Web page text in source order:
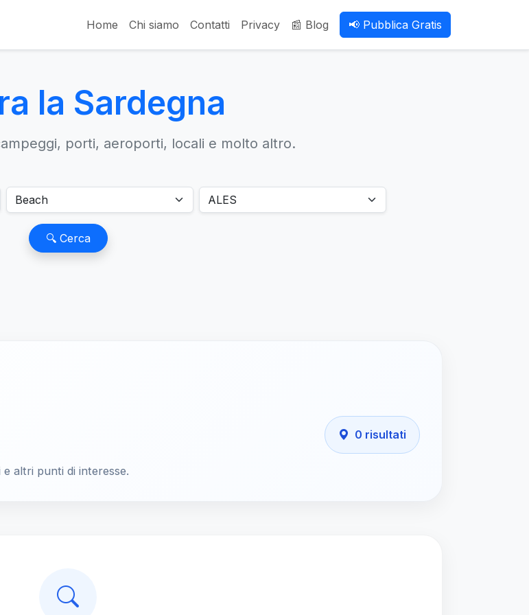
Home Chi siamo Contatti Privacy 📰 Blog 📢 Pubblica Gratis
la Sardegna
porti, aeroporti, locali e molto altro.
🔍 Cerca
altri punti di interesse.
0 risultati